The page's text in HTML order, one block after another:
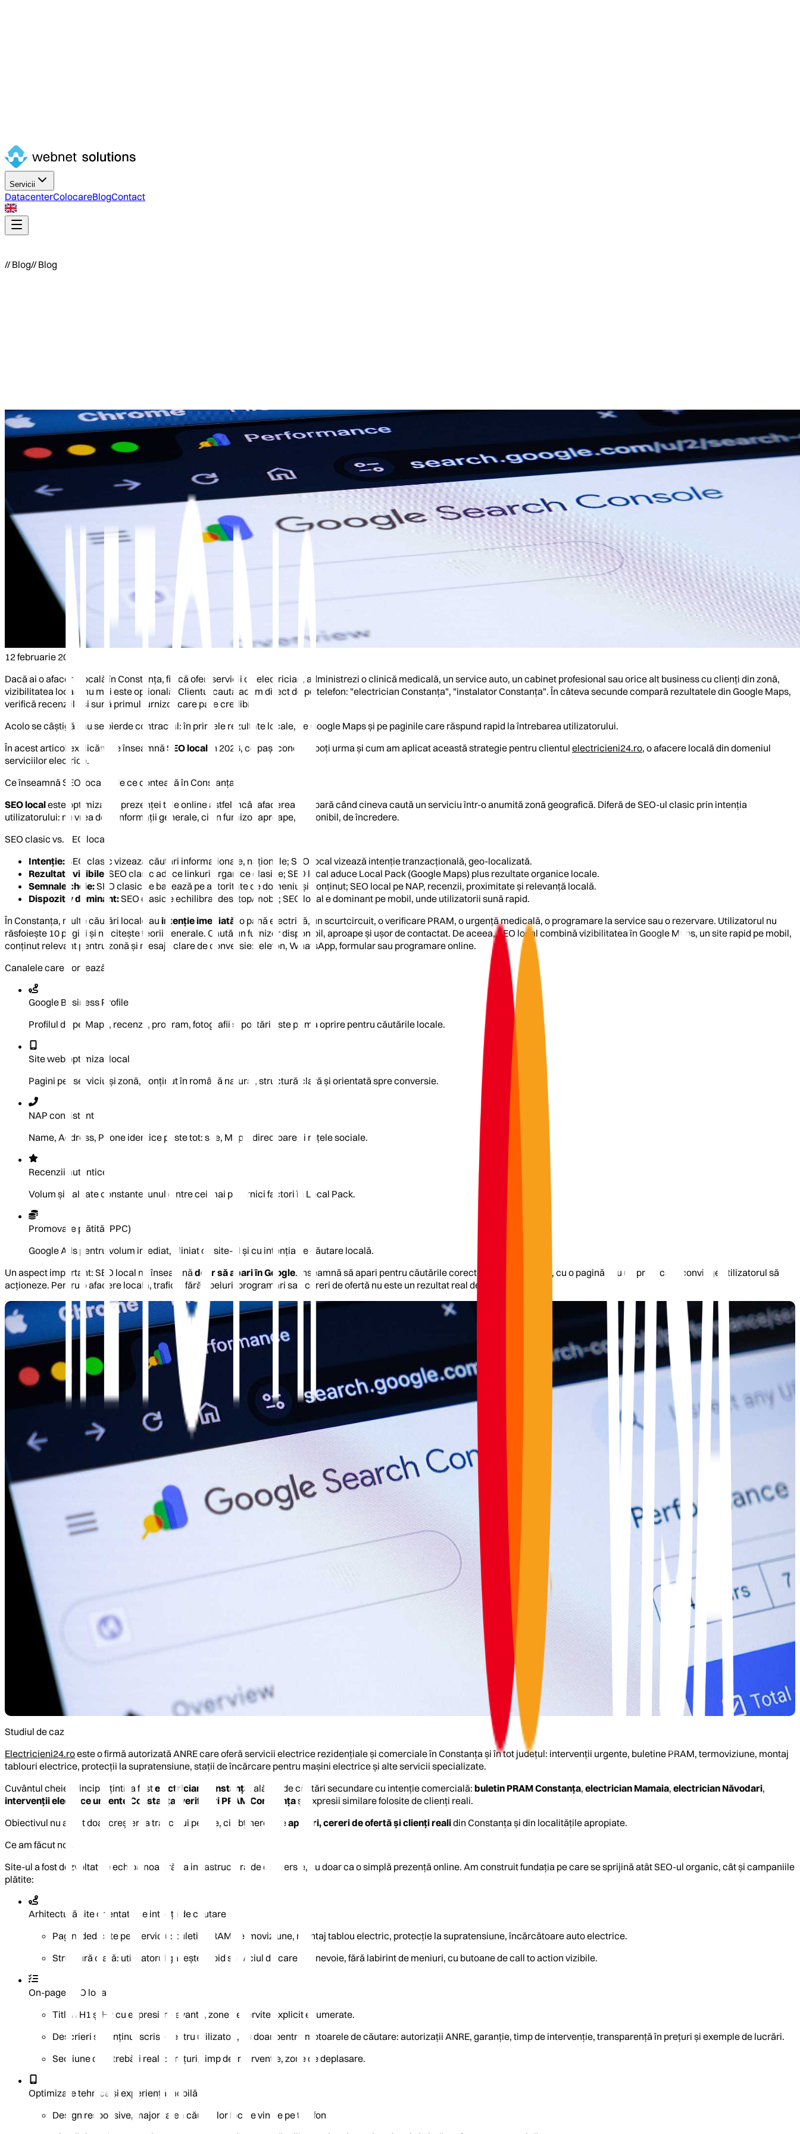
Servicii
DatacenterColocareBlogContact
// Blog// Blog
12 februarie 2026
Dacă ai o afacere locală în Constanța, fie că oferi servicii de electrician, administrezi o clinică medicală, un service auto, un cabinet profesional sau orice alt business cu clienți din zonă,
vizibilitatea locală nu mai este opțională. Clientul caută acum direct de pe telefon: "electrician Constanța", "instalator Constanța". În câteva secunde compară rezultatele din Google Maps,
verifică recenziile și sună primul furnizor care pare credibil.
Acolo se câștigă sau se pierde contractul: în primele rezultate locale, pe Google Maps și pe paginile care răspund rapid la întrebarea utilizatorului.
În acest articol explicăm ce înseamnă SEO local în 2026, ce pași concreți poți urma și cum am aplicat această strategie pentru clientul electricieni24.ro, o afacere locală din domeniul
serviciilor electrice.
Ce înseamnă SEO local și de ce contează în Constanța
SEO localeste optimizarea prezenței tale online astfel încât afacerea să apară când cineva caută un serviciu într-o anumită zonă geografică. Diferă de SEO-ul clasic prin intenția
utilizatorului: nu vrea doar informații generale, ci un furnizor aproape, disponibil, de încredere.
SEO clasic vs. SEO local
Intenție: SEO clasic vizează căutări informaționale, naționale; SEO local vizează intenție tranzacțională, geo-localizată.
Rezultate vizibile: SEO clasic aduce linkuri organice clasice; SEO local aduce Local Pack (Google Maps) plus rezultate organice locale.
Semnale cheie:SEO clasic se bazează pe autoritate de domeniu și conținut; SEO local pe NAP, recenzii, proximitate și relevanță locală.
Dispozitiv dominant:SEO clasic e echilibrat desktop/mobil; SEO local e dominant pe mobil, unde utilizatorii sună rapid.
În Constanța, multe căutări locale au intenție imediată : o pană electrică, un scurtcircuit, o verificare PRAM, o urgență medicală, o programare la service sau o rezervare. Utilizatorul nu
răsfoiește 10 pagini și nu citește teorii generale. Caută un furnizor disponibil, aproape și ușor de contactat. De aceea, SEO local combină vizibilitatea în Google Maps, un site rapid pe mobil,
conținut relevant pentru zonă și mesaje clare de conversie: telefon, WhatsApp, formular sau programare online.
Canalele care contează
Google Business Profile
Profilul de pe Maps, recenzii, program, fotografii și postări este prima oprire pentru căutările locale.
Site web optimizat local
Pagini per serviciu și zonă, conținut în română natural, structură clară și orientată spre conversie.
NAP consistent
Name, Address, Phone identice peste tot: site, Maps, directoare și rețele sociale.
Recenzii autentice
Volum și calitate constante, unul dintre cei mai puternici factori în Local Pack.
Promovare plătită (PPC)
Google Ads pentru volum imediat, aliniat cu site-ul și cu intenția de căutare locală.
Un aspect important: SEO local nu înseamnă doar să apari în Google. Înseamnă să apari pentru căutările corecte, în zona corectă, cu o pagină sau un profil care convinge utilizatorul să
acționeze. Pentru o afacere locală, traficul fără apeluri, programări sau cereri de ofertă nu este un rezultat real de business.
Studiul de caz
Electricieni24.roeste o firmă autorizată ANRE care oferă servicii electrice rezidențiale și comerciale în Constanța și în tot județul: intervenții urgente, buletine PRAM, termoviziune, montaj
tablouri electrice, protecții la supratensiune, stații de încărcare pentru mașini electrice și alte servicii specializate.
Cuvântul cheie principal țintit a fostelectrician Constanța , alături de căutări secundare cu intenție comercială: buletin PRAM Constanța, electrician Mamaia, electrician Năvodari,
intervenții electrice urgente Constanța
verificări PRAM Constanțași expresii similare folosite de clienți reali.
Obiectivul nu a fost doar creșterea traficului pe site, ci obținerea deapeluri, cereri de ofertă și clienți realidin Constanța și din localitățile apropiate.
Ce am făcut noi?
Site-ul a fost dezvoltat de echipa noastră ca infrastructură de conversie, nu doar ca o simplă prezență online. Am construit fundația pe care se sprijină atât SEO-ul organic, cât și campaniile
plătite:
Arhitectură site orientată pe intenții de căutare
Pagini dedicate per serviciu: buletin PRAM, termoviziune, montaj tablou electric, protecție la supratensiune, încărcătoare auto electrice.
Structură clară: utilizatorul găsește rapid serviciul de care are nevoie, fără labirint de meniuri, cu butoane de call to action vizibile.
On-page SEO local
Titluri H1 și H2 cu expresii relevante, zone deservite explicit enumerate.
Descrieri și conținut scrise pentru utilizatori, nu doar pentru motoarele de căutare: autorizații ANRE, garanție, timp de intervenție, transparență în prețuri și exemple de lucrări.
Secțiune cu întrebări reale: prețuri, timp de intervenție, zone de deplasare.
Optimizare tehnică și experiență mobilă
Design responsive, majoritatea căutărilor locale vin de pe telefon